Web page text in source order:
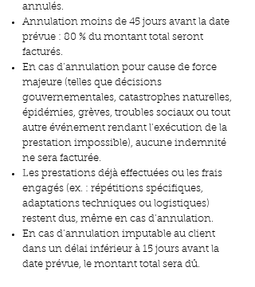
annulés.
Annulation moins de 45 jours avant la date
prévue : 80 % du montant total seront
facturés.
En cas d’annulation pour cause de force
majeure (telles que décisions
gouvernementales, catastrophes naturelles,
épidémies, grèves, troubles sociaux ou tout
autre événement rendant l’exécution de la
prestation impossible), aucune indemnité
ne sera facturée.
Les prestations déjà effectuées ou les frais
engagés (ex. : répétitions spécifiques,
adaptations techniques ou logistiques)
restent dus, même en cas d’annulation.
En cas d’annulation imputable au client
dans un délai inférieur à 15 jours avant la
date prévue, le montant total sera dû.